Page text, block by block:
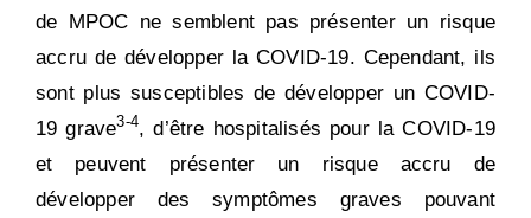
de MPOC ne semblent pas présenter un risque
accru de développer la COVID-19. Cependant, ils
sont plus susceptibles de développer un COVID-
19 grave3-4, d’être hospitalisés pour la COVID-19
et peuvent présenter un risque accru de
développer des symptômes graves pouvant